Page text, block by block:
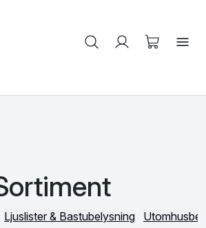
Ljuslister & Bastubelysning